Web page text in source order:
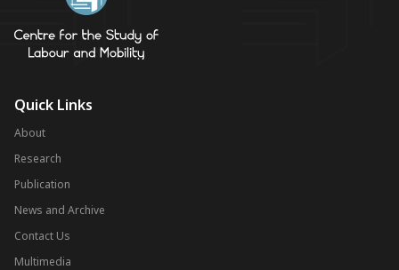
Quick Links
About
Research
Publication
News and Archive
Contact Us
Multimedia